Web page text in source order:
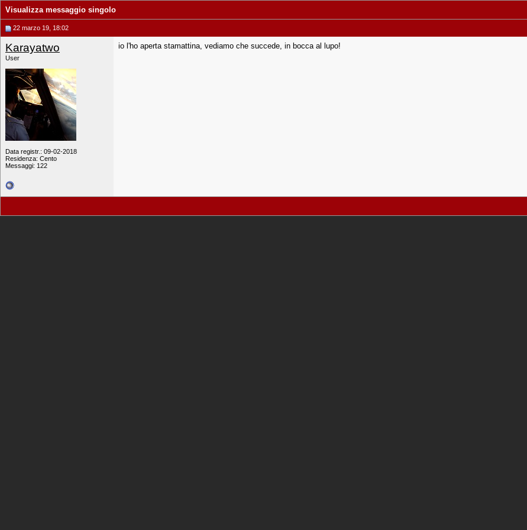
Visualizza messaggio singolo
22 marzo 19, 18:02
Karayatwo
User
Data registr.: 09-02-2018
Residenza: Cento
Messaggi: 122
io l'ho aperta stamattina, vediamo che succede, in bocca al lupo!